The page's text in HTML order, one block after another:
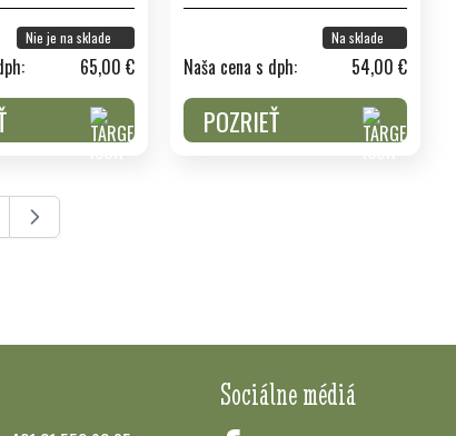
Nie je na sklade
65,00 €
Na sklade
Naša cena s dph: 54,00 €
POZRIEŤ
Sociálne médiá